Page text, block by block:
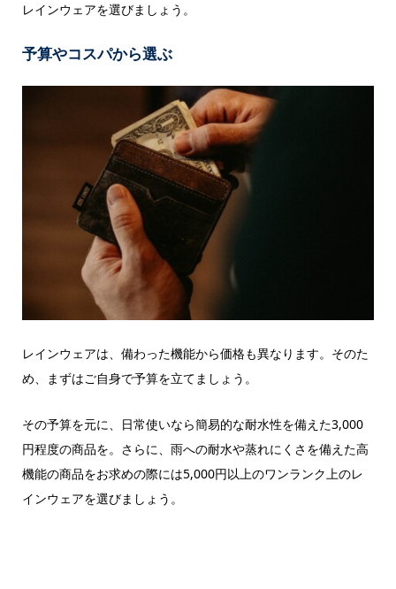
レインウェアを選びましょう。
予算やコスパから選ぶ
レインウェアは、備わった機能から価格も異なります。そのた
め、まずはご自身で予算を立てましょう。
その予算を元に、日常使いなら簡易的な耐水性を備えた3,000
円程度の商品を。さらに、雨への耐水や蒸れにくさを備えた高
機能の商品をお求めの際には5,000円以上のワンランク上のレ
インウェアを選びましょう。